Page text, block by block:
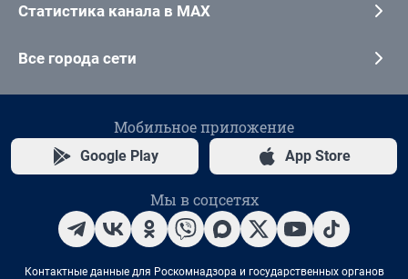
Статистика канала в MAX
Все города сети
Мобильное приложение
Google Play App Store
Мы в соцсетях
Контактные данные для Роскомнадзора и государственных органов